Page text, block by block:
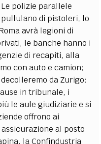
Le polizie parallele
di pistoleri, lo
avrà legioni di
le banche hanno i
di recapiti, alla
con auto e camion;
da Zurigo:
in tribunale, i
le aule giudiziarie e si
offrono ai
al posto
la Confindustria